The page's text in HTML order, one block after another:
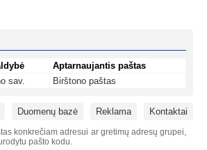
Aptarnaujantis paštas
sav. Birštono paštas
Duomenų bazė Reklama Kontaktai
konkrečiam adresui ar gretimų adresų grupei,
pašto kodu.